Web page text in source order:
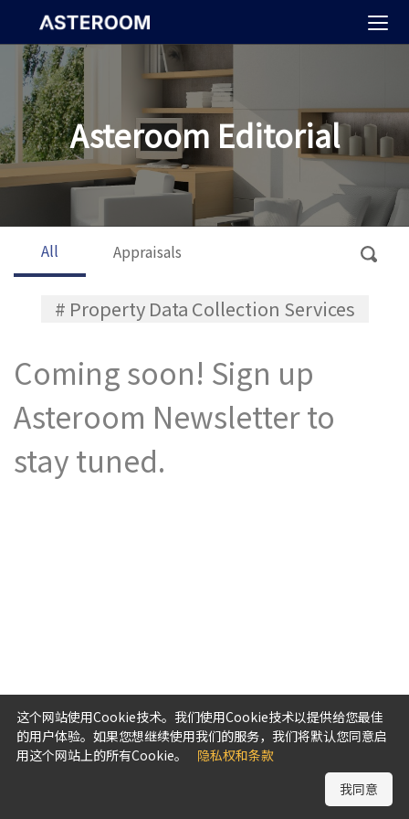
Asteroom Editorial
All Appraisals
# Property Data Collection Services
Coming soon! Sign up
Asteroom Newsletter to
stay tuned.
这个网站使用Cookie技术。我们使用Cookie技术以提供给您最佳
的用户体验。如果您想继续使用我们的服务，我们将默认您同意启
用这个网站上的所有Cookie。
隐私权和条款
我同意